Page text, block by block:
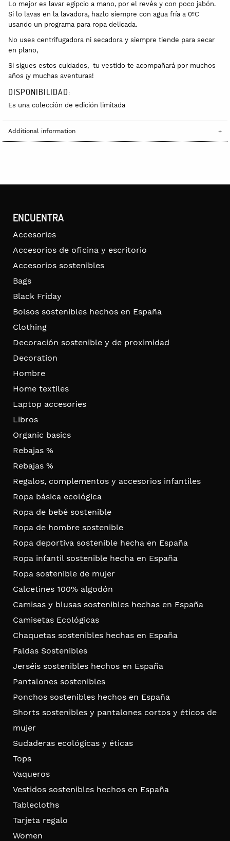
Lo mejor es lavar egipcio a mano, por el revés y con poco jabón.
Si lo lavas en la lavadora, hazlo siempre con agua fría a 0ºC
usando un programa para ropa delicada.
No uses centrifugadora ni secadora y siempre tiende para secar
en plano,
Si sigues estos cuidados, tu vestido te acompañará por muchos
años ¡y muchas aventuras!
DISPONIBILIDAD:
Es una colección de edición limitada
Additional information
ENCUENTRA
Accesories
Accesorios de oficina y escritorio
Accesorios sostenibles
Bags
Black Friday
Bolsos sostenibles hechos en España
Clothing
Decoración sostenible y de proximidad
Decoration
Hombre
Home textiles
Laptop accesories
Libros
Organic basics
Rebajas %
Rebajas %
Regalos, complementos y accesorios infantiles
Ropa básica ecológica
Ropa de bebé sostenible
Ropa de hombre sostenible
Ropa deportiva sostenible hecha en España
Ropa infantil sostenible hecha en España
Ropa sostenible de mujer
Calcetines 100% algodón
Camisas y blusas sostenibles hechas en España
Camisetas Ecológicas
Chaquetas sostenibles hechas en España
Faldas Sostenibles
Jerséis sostenibles hechos en España
Pantalones sostenibles
Ponchos sostenibles hechos en España
Shorts sostenibles y pantalones cortos y éticos de
mujer
Sudaderas ecológicas y éticas
Tops
Vaqueros
Vestidos sostenibles hechos en España
Tablecloths
Tarjeta regalo
Women